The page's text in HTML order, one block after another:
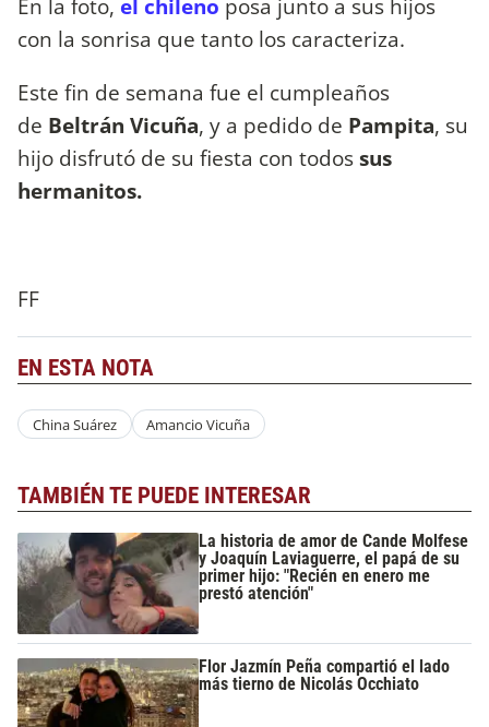
En la foto, el chileno posa junto a sus hijos
con la sonrisa que tanto los caracteriza.
Este fin de semana fue el cumpleaños
de Beltrán Vicuña, y a pedido de Pampita, su
hijo disfrutó de su fiesta con todossus
hermanitos.
FF
EN ESTA NOTA
China Suárez Amancio Vicuña
TAMBIÉN TE PUEDE INTERESAR
La historia de amor de Cande Molfese
y Joaquín Laviaguerre, el papá de su
primer hijo: "Recién en enero me
prestó atención"
Flor Jazmín Peña compartió el lado
más tierno de Nicolás Occhiato